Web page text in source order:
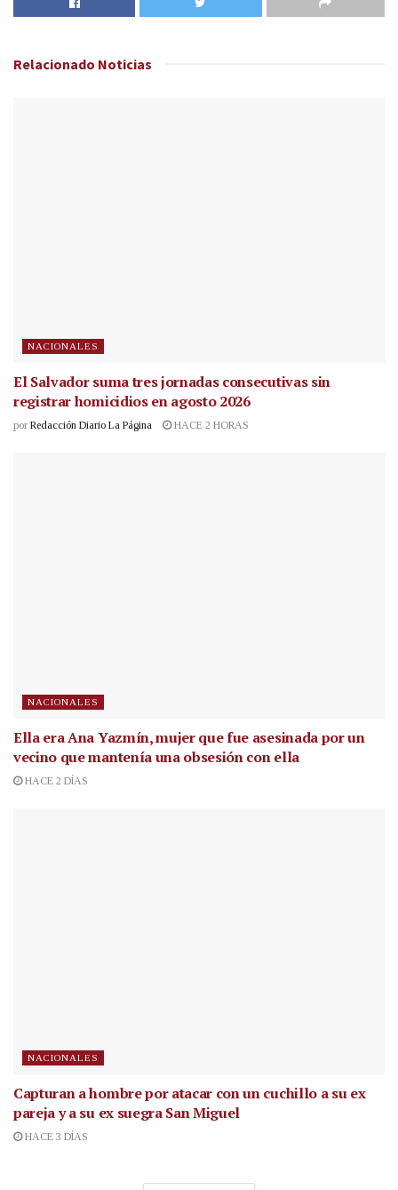
Relacionado Noticias
NACIONALES
El Salvador suma tres jornadas consecutivas sin
registrar homicidios en agosto 2026
por Redacción Diario La Página HACE 2 HORAS
NACIONALES
Ella era Ana Yazmín, mujer que fue asesinada por un
vecino que mantenía una obsesión con ella
HACE 2 DÍAS
NACIONALES
Capturan a hombre por atacar con un cuchillo a su ex
pareja y a su ex suegra San Miguel
HACE 3 DÍAS